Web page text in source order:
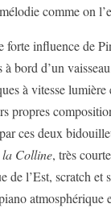
comme on
influence de
bord d’un
à vitesse
propres
ces deux
la Colline, très
l’Est, scratch et
atmosphérique